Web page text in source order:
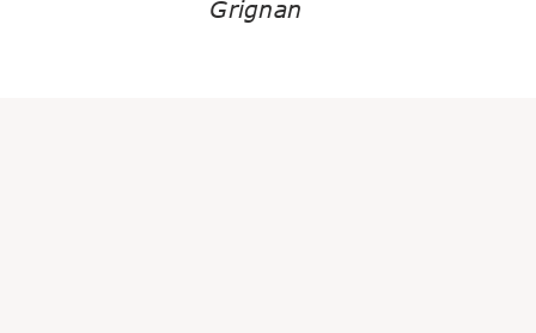
Grignan